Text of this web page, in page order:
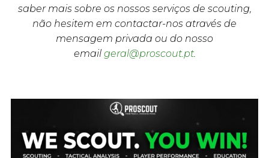
saber mais sobre os nossos serviços de scouting,
não hesitem em contactar-nos através de
mensagem privada ou do nosso
email geral@proscout.pt.